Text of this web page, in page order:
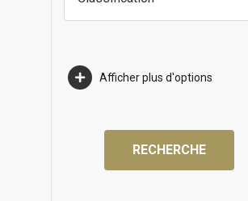
Afficher plus d'options
RECHERCHE